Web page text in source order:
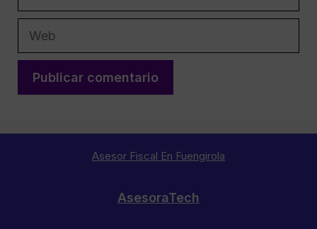
Asesor Fiscal En Fuengirola
AsesoraTech